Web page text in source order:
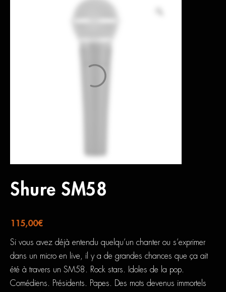
Shure SM58
115,00€
Si vous avez déjà entendu quelqu’un chanter ou s’exprimer
dans un micro en live, il y a de grandes chances que ça ait
été à travers un SM58. Rock stars. Idoles de la pop.
Comédiens. Présidents. Papes. Des mots devenus immortels